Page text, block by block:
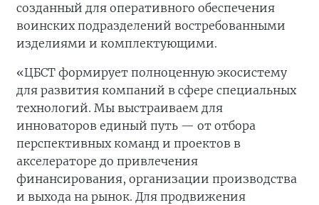
созданный для оперативного обеспечения
воинских подразделений востребованными
изделиями и комплектующими.
«ЦБСТ формирует полноценную экосистему
для развития компаний в сфере специальных
технологий. Мы выстраиваем для
инноваторов единый путь — от отбора
перспективных команд и проектов в
акселераторе до привлечения
финансирования, организации производства
и выхода на рынок. Для продвижения